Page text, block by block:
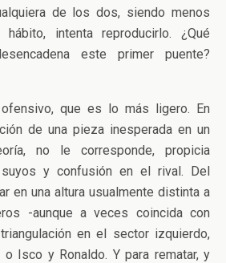
de los dos, siendo menos
intenta reproducirlo. ¿Qué
este primer puente?
que es lo más ligero. En
de una pieza inesperada en un
no le corresponde, propicia
y confusión en el rival. Del
en una altura usualmente distinta a
-aunque a veces coincida con
en el sector izquierdo,
Isco y Ronaldo. Y para rematar, y